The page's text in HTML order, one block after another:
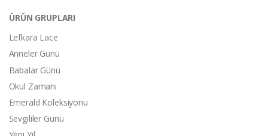
ÜRÜN GRUPLARI
Lefkara Lace
Anneler Günü
Babalar Günü
Okul Zamanı
Emerald Koleksiyonu
Sevgililer Günü